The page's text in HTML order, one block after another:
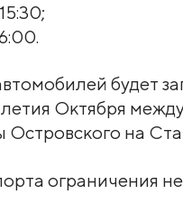
будет
Октября
на
ограничения не